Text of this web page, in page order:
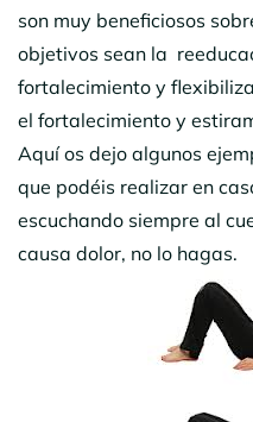
son muy beneficiosos
objetivos sean la
fortalecimiento y
el fortalecimiento y
Aquí os dejo algunos
que podéis realizar en
escuchando siempre al
causa dolor, no lo hagas.